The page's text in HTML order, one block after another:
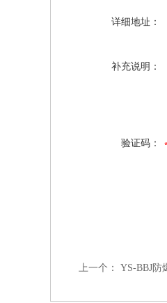
详细地址：
补充说明：
验证码：
上一个： YS-BBJ防